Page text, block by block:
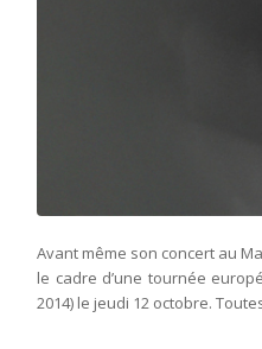
Avant même son concert au
le cadre d’une tournée
2014) le jeudi 12 octobre.